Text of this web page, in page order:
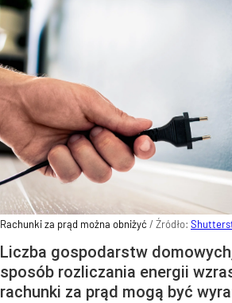
Rachunki za prąd można obniżyć / Źródło:
Liczba gospodarstw
sposób rozliczania energii
rachunki za prąd mogą być